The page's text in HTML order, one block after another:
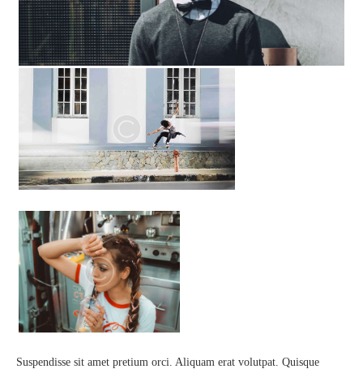
Suspendisse sit amet pretium orci. Aliquam erat volutpat. Quisque